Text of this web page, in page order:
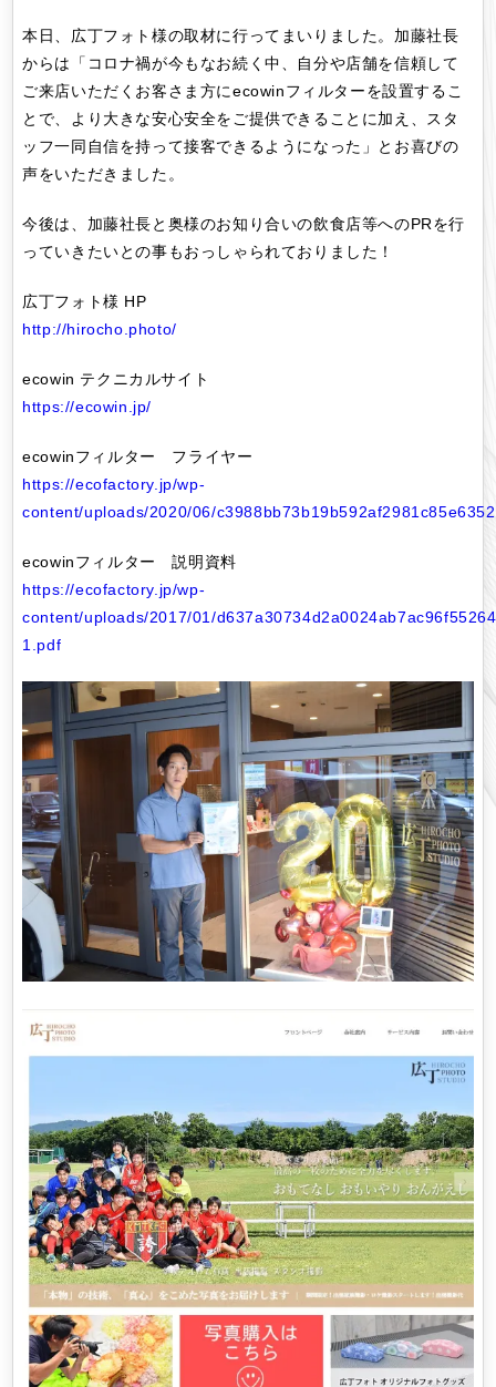
本日、広丁フォト様の取材に行ってまいりました。加藤社長
からは「コロナ禍が今もなお続く中、自分や店舗を信頼して
ご来店いただくお客さま方にecowinフィルターを設置するこ
とで、より大きな安心安全をご提供できることに加え、スタ
ッフ一同自信を持って接客できるようになった」とお喜びの
声をいただきました。
今後は、加藤社長と奥様のお知り合いの飲食店等へのPRを行
っていきたいとの事もおっしゃられておりました！
広丁フォト様 HP
http://hirocho.photo/
ecowin テクニカルサイト
https://ecowin.jp/
ecowinフィルター フライヤー
https://ecofactory.jp/wp-
content/uploads/2020/06/
ecowinフィルター 説明資料
https://ecofactory.jp/wp-
content/uploads/2017/01/
1.pdf